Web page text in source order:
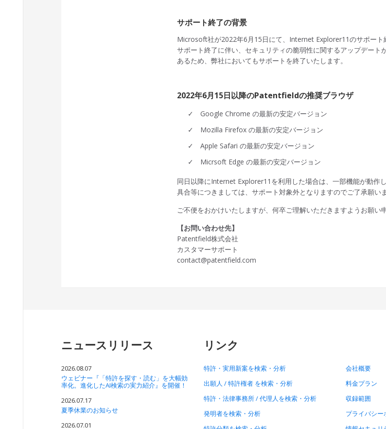
サポート終了の背景
Microsoft社が2022年6月15日にて、Internet Explorer11のサポート
サポート終了に伴い、セキュリティの脆弱性に関するアップデー
あるため、弊社においてもサポートを終了いたします。
2022年6月15日以降のPatentfieldの推奨ブラウザ
✓ Google Chrome の最新の安定バージョン
✓ Mozilla Firefox の最新の安定バージョン
✓ Apple Safari の最新の安定バージョン
✓ Micrsoft Edge の最新の安定バージョン
同日以降にInternet Explorer11を利用した場合は、一部機能が動
具合等につきましては、サポート対象外となりますのでご了承願いま
ご不便をおかけいたしますが、何卒ご理解いただきますようお願い
【お問い合わせ先】
Patentfield株式会社
カスタマーサポート
contact@patentfield.com
ニュースリリース
2026.08.07
ウェビナー『「特許を探す・読む」を大幅効
率化。進化したAI検索の実力紹介』を開催！
2026.07.17
夏季休業のお知らせ
2026.07.01
リンク
特許・実用新案を検索・分析
出願人 / 特許権者 を検索・分析
特許・法律事務所 / 代理人を検索・分析
発明者を検索・分析
会社概要
料金プラン
収録範囲
プライバシー